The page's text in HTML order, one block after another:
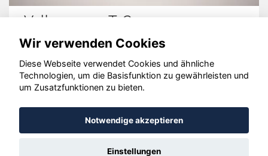
Volkswagen T-Cross
© konjunkturmotor.de GmbH 2020 - 2026
Wir verwenden Cookies
Diese Webseite verwendet Cookies und ähnliche
Technologien, um die Basisfunktion zu gewährleisten und
um Zusatzfunktionen zu bieten.
Notwendige akzeptieren
Einstellungen